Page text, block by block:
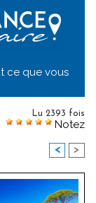
Lu 2393 fois
Notez
< >